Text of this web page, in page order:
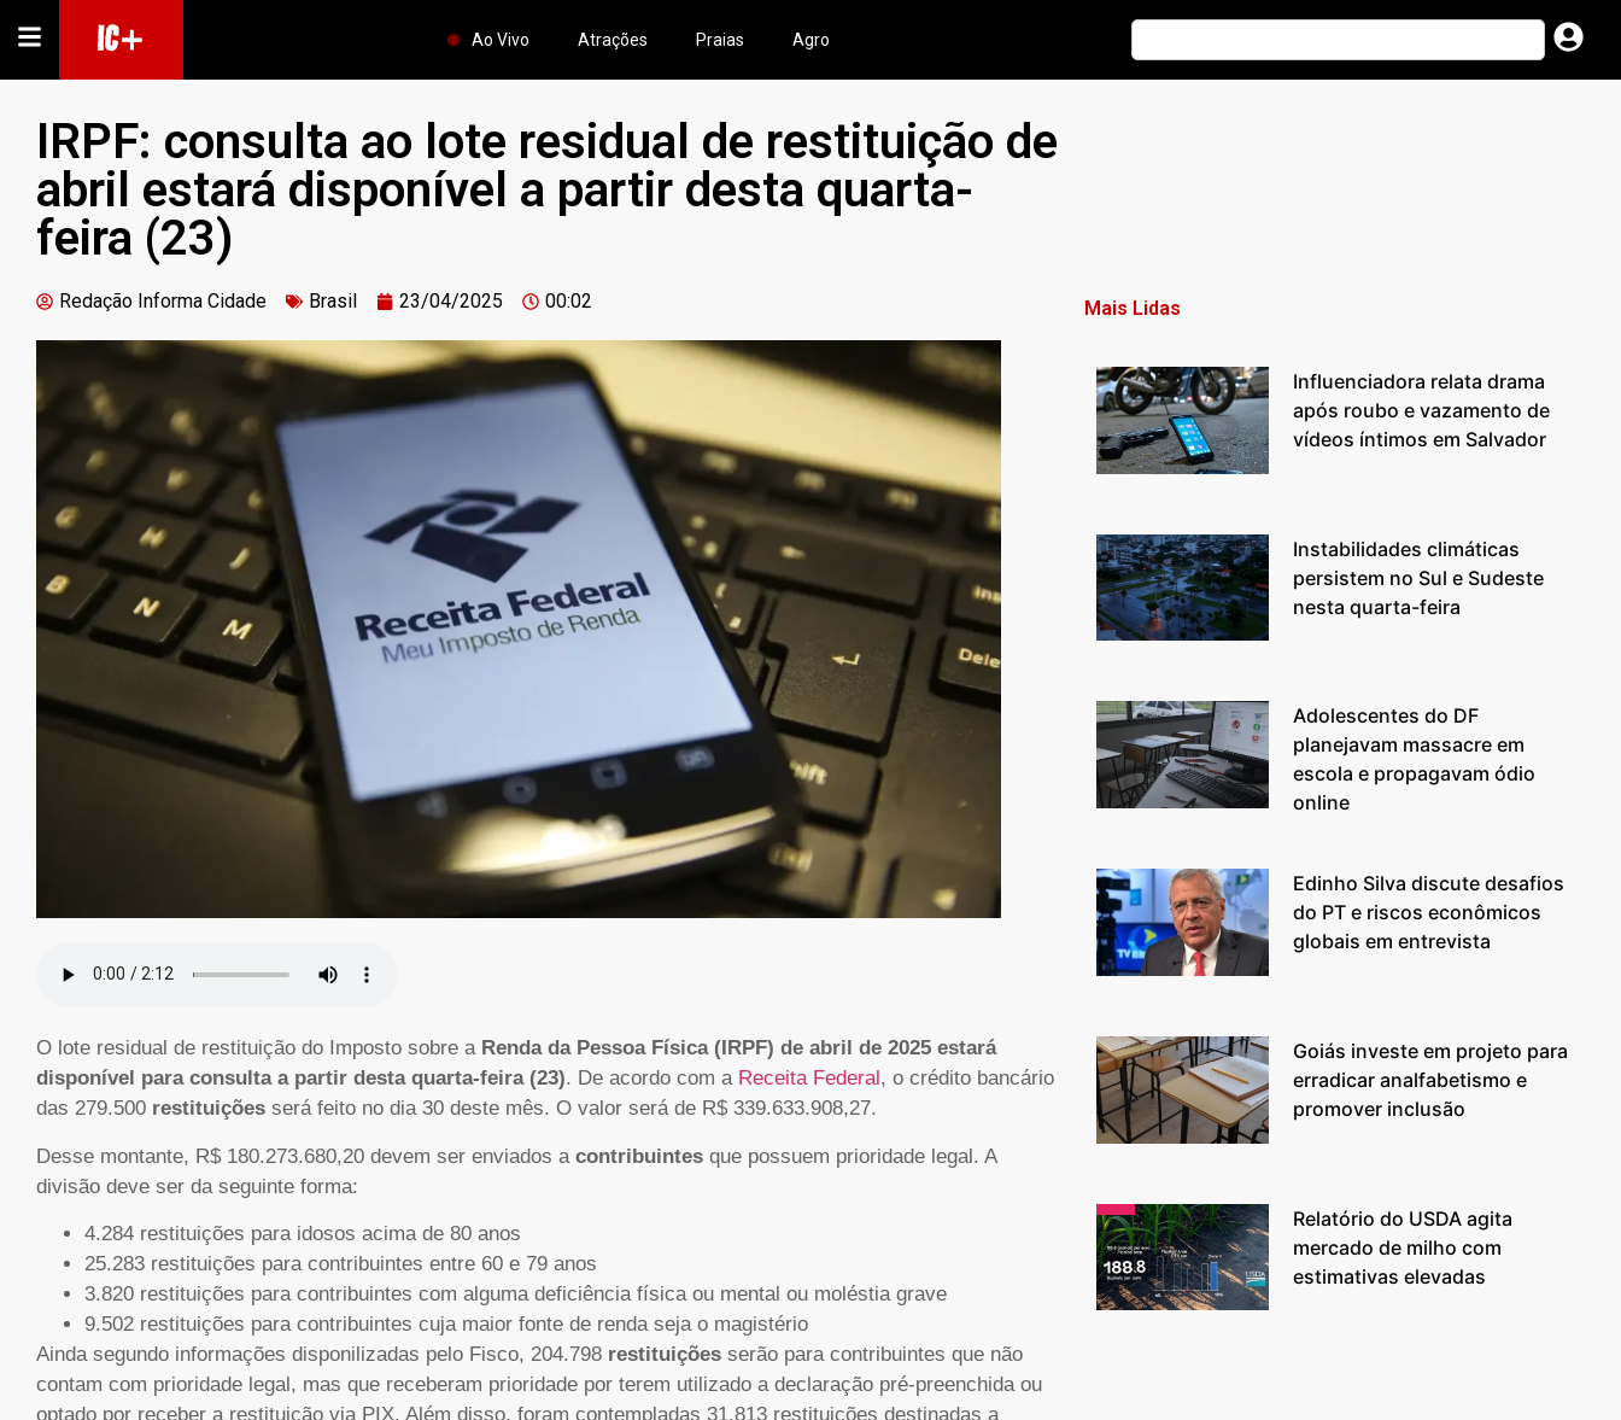
IC+ Ao Vivo Atrações Praias Agro
IRPF: consulta ao lote residual de restituição de
abril estará disponível a partir desta quarta-
feira (23)
Redação Informa Cidade Brasil 23/04/2025 00:02
O lote residual de restituição do Imposto sobre a Renda da Pessoa Física (IRPF) de abril de 2025 estará
disponível para consulta a partir desta quarta-feira (23). De acordo com a Receita Federal , o crédito bancário
das 279.500 restituições será feito no dia 30 deste mês. O valor será de R$ 339.633.908,27.
Desse montante, R$ 180.273.680,20 devem ser enviados a contribuintes que possuem prioridade legal. A
divisão deve ser da seguinte forma:
4.284 restituições para idosos acima de 80 anos
25.283 restituições para contribuintes entre 60 e 79 anos
3.820 restituições para contribuintes com alguma deficiência física ou mental ou moléstia grave
9.502 restituições para contribuintes cuja maior fonte de renda seja o magistério
Ainda segundo informações disponilizadas pelo Fisco, 204.798 restituições serão para contribuintes que não
contam com prioridade legal, mas que receberam prioridade por terem utilizado a declaração pré-preenchida ou
optado por receber a restituição via PIX. Além disso, foram contempladas 31.813 restituições destinadas a
Mais Lidas
Influenciadora relata drama
após roubo e vazamento de
vídeos íntimos em Salvador
Instabilidades climáticas
persistem no Sul e Sudeste
nesta quarta-feira
Adolescentes do DF
planejavam massacre em
escola e propagavam ódio
online
Edinho Silva discute desafios
do PT e riscos econômicos
globais em entrevista
Goiás investe em projeto para
erradicar analfabetismo e
promover inclusão
Relatório do USDA agita
mercado de milho com
estimativas elevadas